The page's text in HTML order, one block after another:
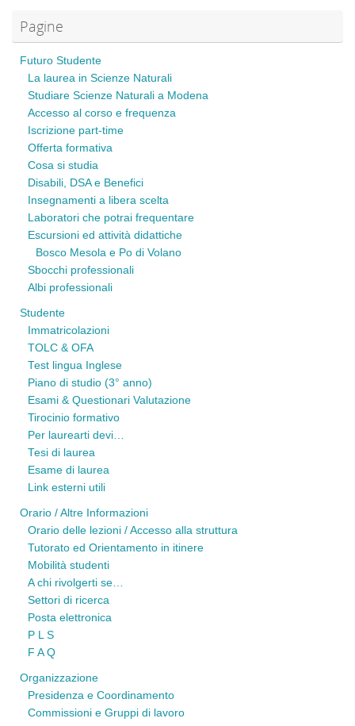
Pagine
Futuro Studente
La laurea in Scienze Naturali
Studiare Scienze Naturali a Modena
Accesso al corso e frequenza
Iscrizione part-time
Offerta formativa
Cosa si studia
Disabili, DSA e Benefici
Insegnamenti a libera scelta
Laboratori che potrai frequentare
Escursioni ed attività didattiche
Bosco Mesola e Po di Volano
Sbocchi professionali
Albi professionali
Studente
Immatricolazioni
TOLC & OFA
Test lingua Inglese
Piano di studio (3° anno)
Esami & Questionari Valutazione
Tirocinio formativo
Per laurearti devi…
Tesi di laurea
Esame di laurea
Link esterni utili
Orario / Altre Informazioni
Orario delle lezioni / Accesso alla struttura
Tutorato ed Orientamento in itinere
Mobilità studenti
A chi rivolgerti se…
Settori di ricerca
Posta elettronica
P L S
F A Q
Organizzazione
Presidenza e Coordinamento
Commissioni e Gruppi di lavoro